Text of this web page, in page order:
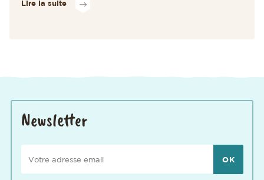
Lire la suite
Newsletter